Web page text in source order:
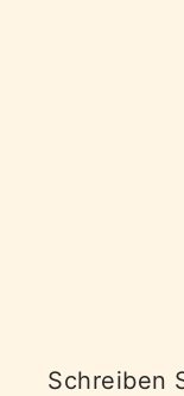
Schreiben